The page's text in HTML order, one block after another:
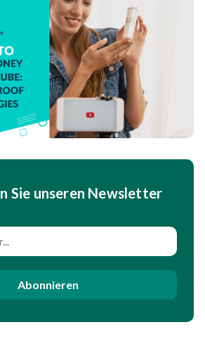
Sie unseren Newsletter
Abonnieren